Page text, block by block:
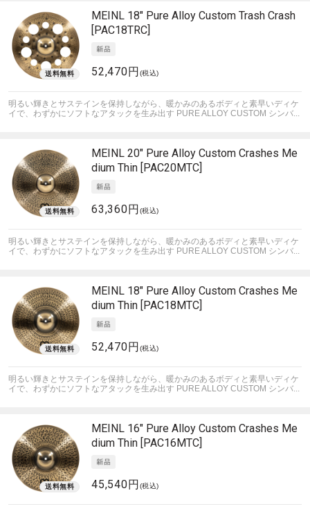
MEINL 18" Pure Alloy Custom Trash Crash
[PAC18TRC]
52,470円 (税込)
明るい輝きとサステインを保持しながら、暖かみのあるボディと素早いディケ
イで、わずかにソフトなアタックを生み出す PURE ALLOY CUSTOM シンバ...
MEINL 20" Pure Alloy Custom Crashes Me
dium Thin [PAC20MTC]
63,360円 (税込)
明るい輝きとサステインを保持しながら、暖かみのあるボディと素早いディケ
イで、わずかにソフトなアタックを生み出す PURE ALLOY CUSTOM シンバ...
MEINL 18" Pure Alloy Custom Crashes Me
dium Thin [PAC18MTC]
52,470円 (税込)
明るい輝きとサステインを保持しながら、暖かみのあるボディと素早いディケ
イで、わずかにソフトなアタックを生み出す PURE ALLOY CUSTOM シンバ...
MEINL 16" Pure Alloy Custom Crashes Me
dium Thin [PAC16MTC]
45,540円 (税込)